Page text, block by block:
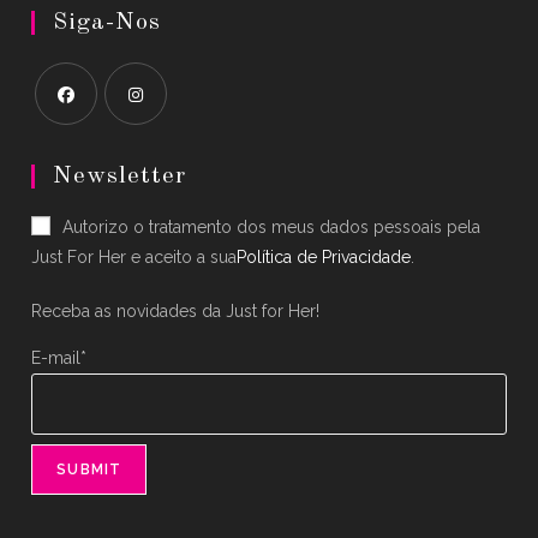
Siga-Nos
in
new
tab
in
new
tab
Newsletter
Autorizo o tratamento dos meus dados pessoais pela
Just For Her e aceito a suaPolítica de Privacidade
Receba as novidades da Just for Her!
E-mail*